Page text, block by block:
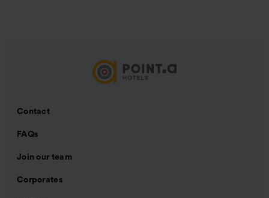
Contact
FAQs
Join our team
Corporates